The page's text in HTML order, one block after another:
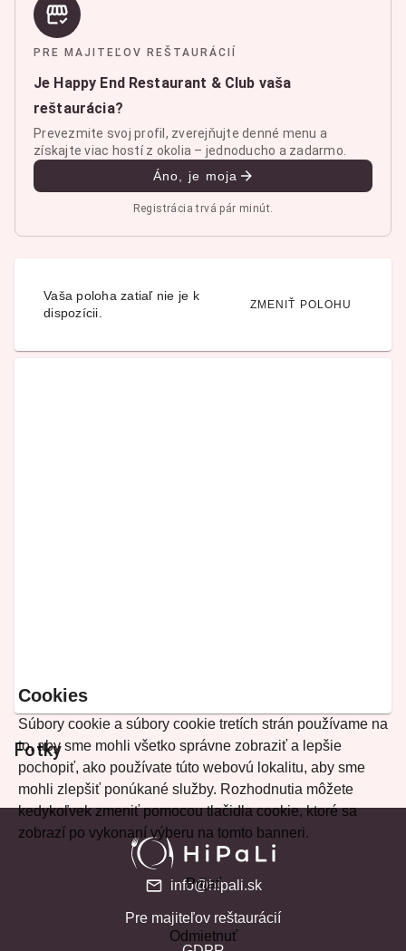
PRE MAJITEĽOV REŠTAURÁCIÍ
Je Happy End Restaurant & Club vaša
reštaurácia?
Prevezmite svoj profil, zverejňujte denné menu a
získajte viac hostí z okolia – jednoducho a zadarmo.
Áno, je moja
Registrácia trvá pár minút.
Vaša poloha zatiaľ nie je k
dispozícii.
ZMENIŤ POLOHU
Fotky
Cookies
Súbory cookie a súbory cookie tretích strán používame na
to, aby sme mohli všetko správne zobraziť a lepšie
pochopiť, ako používate túto webovú lokalitu, aby sme
mohli zlepšiť ponúkané služby. Rozhodnutia môžete
kedykoľvek zmeniť pomocou tlačidla cookie, ktoré sa
zobrazí po vykonaní výberu na tomto banneri.
Prijať
Odmietnuť
info@hipali.sk
Pre majiteľov reštaurácií